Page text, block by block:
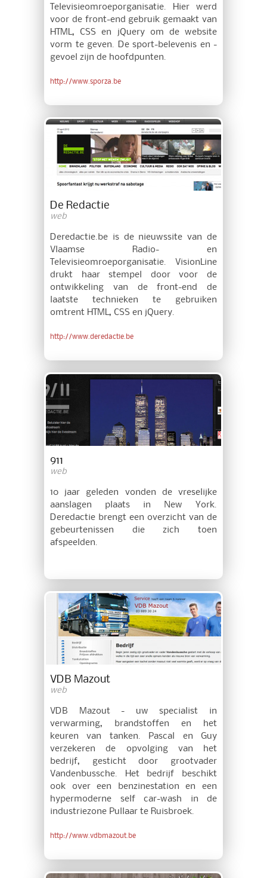
Televisieomroeporganisatie. Hier werd
voor de front-end gebruik gemaakt van
HTML, CSS en jQuery om de website
vorm te geven. De sport-belevenis en -
gevoel zijn de hoofdpunten.
http://www.sporza.be
De Redactie
web
Deredactie.be is de nieuwssite van de
Vlaamse Radio- en
Televisieomroeporganisatie. VisionLine
drukt haar stempel door voor de
ontwikkeling van de front-end de
laatste technieken te gebruiken
omtrent HTML, CSS en jQuery.
http://www.deredactie.be
911
web
10 jaar geleden vonden de vreselijke
aanslagen plaats in New York.
Deredactie brengt een overzicht van de
gebeurtenissen die zich toen
afspeelden.
VDB Mazout
web
VDB Mazout - uw specialist in
verwarming, brandstoffen en het
keuren van tanken. Pascal en Guy
verzekeren de opvolging van het
bedrijf, gesticht door grootvader
Vandenbussche. Het bedrijf beschikt
ook over een benzinestation en een
hypermoderne self car-wash in de
industriezone Pullaar te Ruisbroek.
http://www.vdbmazout.be